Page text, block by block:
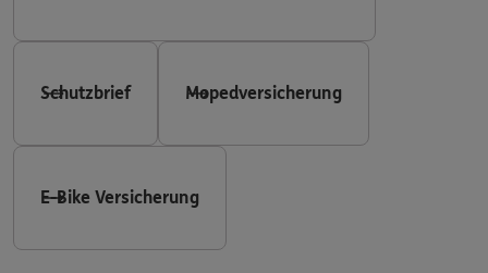
Schutzbrief Mopedversicherung
E-Bike Versicherung